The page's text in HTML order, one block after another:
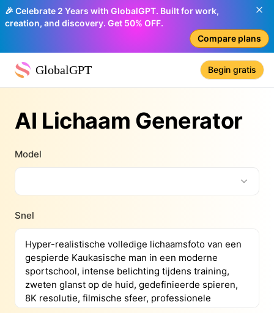
🎉 Celebrate 2 Years with GlobalGPT. Built for work,
creation, and discovery. Get 50% OFF.
Compare plans
GlobalGPT Begin gratis
AI Lichaam Generator
Model
Snel